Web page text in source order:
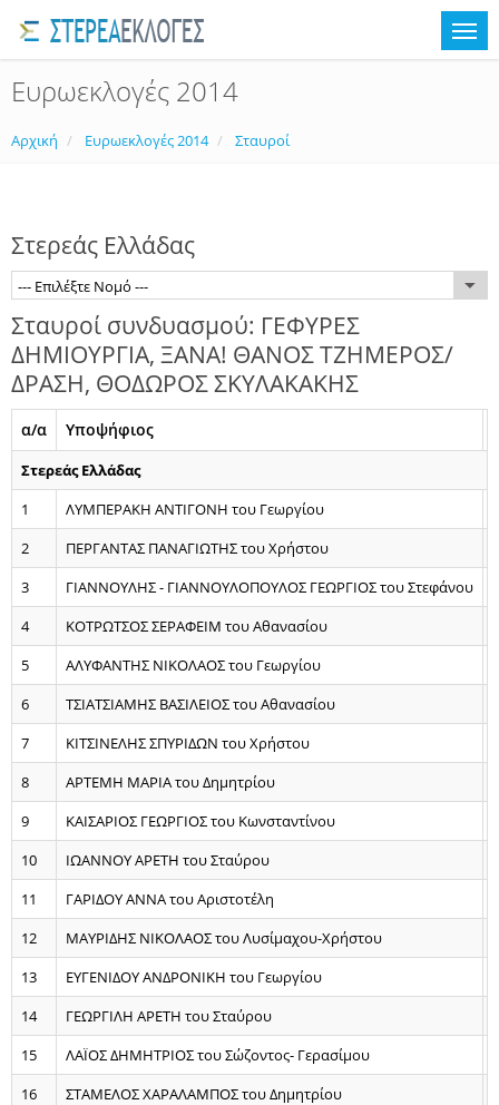
Ευρωεκλογές 2014
Αρχική Ευρωεκλογές 2014 Σταυροί
Στερεάς Ελλάδας
--- Επιλέξτε Νομό ---
Σταυροί συνδυασμού: ΓΕΦΥΡΕΣ
ΔΗΜΙΟΥΡΓΙΑ, ΞΑΝΑ! ΘΑΝΟΣ ΤΖΗΜΕΡΟΣ/
ΔΡΑΣΗ, ΘΟΔΩΡΟΣ ΣΚΥΛΑΚΑΚΗΣ
α/α Υποψήφιος
Στερεάς Ελλάδας
1
ΛΥΜΠΕΡΑΚΗ ΑΝΤΙΓΟΝΗ του Γεωργίου
2
ΠΕΡΓΑΝΤΑΣ ΠΑΝΑΓΙΩΤΗΣ του Χρήστου
3
ΓΙΑΝΝΟΥΛΗΣ - ΓΙΑΝΝΟΥΛΟΠΟΥΛΟΣ ΓΕΩΡΓΙΟΣ του Στεφάνου
4
ΚΟΤΡΩΤΣΟΣ ΣΕΡΑΦΕΙΜ του Αθανασίου
5
ΑΛΥΦΑΝΤΗΣ ΝΙΚΟΛΑΟΣ του Γεωργίου
6
ΤΣΙΑΤΣΙΑΜΗΣ ΒΑΣΙΛΕΙΟΣ του Αθανασίου
7
ΚΙΤΣΙΝΕΛΗΣ ΣΠΥΡΙΔΩΝ του Χρήστου
8
ΑΡΤΕΜΗ ΜΑΡΙΑ του Δημητρίου
9
ΚΑΙΣΑΡΙΟΣ ΓΕΩΡΓΙΟΣ του Κωνσταντίνου
10
ΙΩΑΝΝΟΥ ΑΡΕΤΗ του Σταύρου
11
ΓΑΡΙΔΟΥ ΑΝΝΑ του Αριστοτέλη
12
ΜΑΥΡΙΔΗΣ ΝΙΚΟΛΑΟΣ του Λυσίμαχου-Χρήστου
13
ΕΥΓΕΝΙΔΟΥ ΑΝΔΡΟΝΙΚΗ του Γεωργίου
14
ΓΕΩΡΓΙΛΗ ΑΡΕΤΗ του Σταύρου
15
ΛΑΪΟΣ ΔΗΜΗΤΡΙΟΣ του Σώζοντος- Γερασίμου
16
ΣΤΑΜΕΛΟΣ ΧΑΡΑΛΑΜΠΟΣ του Δημητρίου